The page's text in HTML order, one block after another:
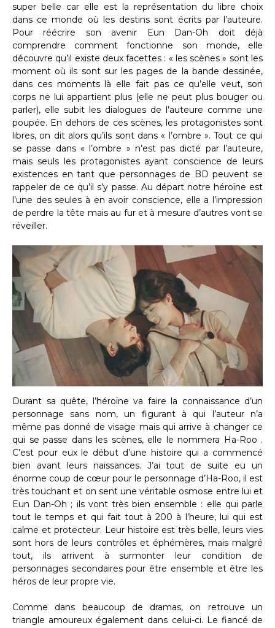
super belle car elle est la représentation du libre choix
dans ce monde où les destins sont écrits par l’auteure.
Pour réécrire son avenir Eun Dan-Oh doit déjà
comprendre comment fonctionne son monde, elle
découvre qu’il existe deux facettes : « les scènes » sont les
moment où ils sont sur les pages de la bande dessinée,
dans ces moments là elle fait pas ce qu’elle veut, son
corps ne lui appartient plus (elle ne peut plus bouger ou
parler), elle subit les dialogues de l’auteure comme une
poupée. En dehors de ces scènes, les protagonistes sont
libres, on dit alors qu’ils sont dans « l’ombre ». Tout ce qui
se passe dans « l’ombre » n’est pas dicté par l’auteure,
mais seuls les protagonistes ayant conscience de leurs
existences en tant que personnages de BD peuvent se
rappeler de ce qu’il s’y passe. Au départ notre héroïne est
l’une des seules à en avoir conscience, elle a l’impression
de perdre la tête mais au fur et à mesure d’autres vont se
réveiller.
Durant sa quête, l’héroïne va faire la connaissance d’un
personnage sans nom, un figurant à qui l’auteur n’a
même pas donné de visage mais qui arrive à changer ce
qui se passe dans les scènes, elle le nommera Ha-Roo .
C’est pour eux le début d’une histoire qui a commencé
bien avant leurs naissances. J’ai tout de suite eu un
énorme coup de cœur pour le personnage d’Ha-Roo, il est
très touchant et on sent une véritable osmose entre lui et
Eun Dan-Oh ; ils vont très bien ensemble : elle qui parle
tout le temps et qui fait tout à 200 à l’heure, lui qui est
calme et protecteur. Leur histoire est très belle, leurs vies
sont hors de leurs contrôles et éphémères, mais malgré
tout, ils arrivent à surmonter leur condition de
personnages secondaires pour être ensemble et être les
héros de leur propre vie.
Comme dans beaucoup de dramas, on retrouve un
triangle amoureux également dans celui-ci. Le fiancé de